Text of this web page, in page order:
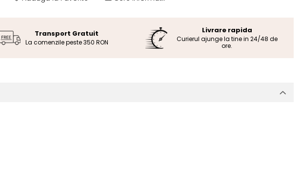
Transport Gratuit
La comenzile peste 350 RON
Livrare rapida
Curierul ajunge la tine in 24/48 de
ore.